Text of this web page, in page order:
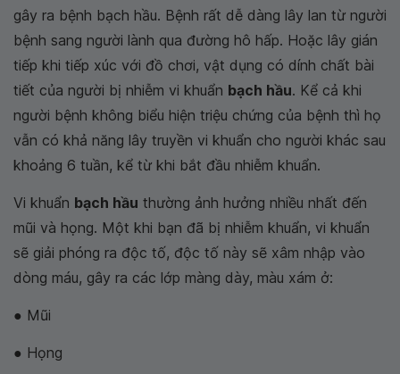
gây ra bệnh bạch hầu. Bệnh rất dễ dàng lây lan từ người
bệnh sang người lành qua đường hô hấp. Hoặc lây gián
tiếp khi tiếp xúc với đồ chơi, vật dụng có dính chất bài
tiết của người bị nhiễm vi khuẩn bạch hầu. Kể cả khi
người bệnh không biểu hiện triệu chứng của bệnh thì họ
vẫn có khả năng lây truyền vi khuẩn cho người khác sau
khoảng 6 tuần, kể từ khi bắt đầu nhiễm khuẩn.
Vi khuẩn bạch hầu thường ảnh hưởng nhiều nhất đến
mũi và họng. Một khi bạn đã bị nhiễm khuẩn, vi khuẩn
sẽ giải phóng ra độc tố, độc tố này sẽ xâm nhập vào
dòng máu, gây ra các lớp màng dày, màu xám ở:
● Mũi
● Họng